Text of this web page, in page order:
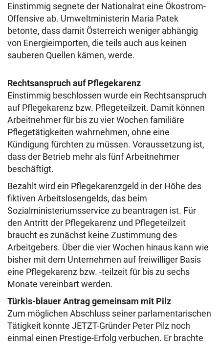
Einstimmig segnete der Nationalrat eine Ökostrom-
Offensive ab. Umweltministerin Maria Patek
betonte, dass damit Österreich weniger abhängig
von Energieimporten, die teils auch aus keinen
sauberen Quellen kämen, werde.
Rechtsanspruch auf Pflegekarenz
Einstimmig beschlossen wurde ein Rechtsanspruch
auf Pflegekarenz bzw. Pflegeteilzeit. Damit können
Arbeitnehmer für bis zu vier Wochen familiäre
Pflegetätigkeiten wahrnehmen, ohne eine
Kündigung fürchten zu müssen. Voraussetzung ist,
dass der Betrieb mehr als fünf Arbeitnehmer
beschäftigt.
Bezahlt wird ein Pflegekarenzgeld in der Höhe des
fiktiven Arbeitslosengelds, das beim
Sozialministeriumsservice zu beantragen ist. Für
den Antritt der Pflegekarenz und Pflegeteilzeit
braucht es zunächst keine Zustimmung des
Arbeitgebers. Über die vier Wochen hinaus kann wie
bisher mit dem Unternehmen auf freiwilliger Basis
eine Pflegekarenz bzw. -teilzeit für bis zu sechs
Monate vereinbart werden.
Türkis-blauer Antrag gemeinsam mit Pilz
Zum möglichen Abschluss seiner parlamentarischen
Tätigkeit konnte JETZT-Gründer Peter Pilz noch
einmal einen Prestige-Erfolg verbuchen. Er brachte